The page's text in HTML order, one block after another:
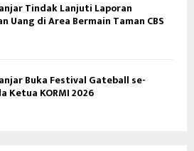
Tindak Lanjuti Laporan
Uang di Area Bermain Taman CBS
Buka Festival Gateball se-
Ketua KORMI 2026